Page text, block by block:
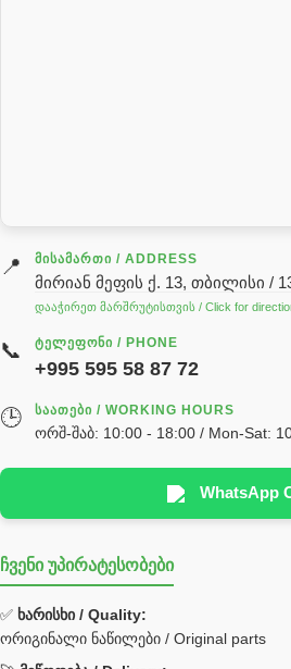
გადაცემათა კოლოფის ზეთი(
ძრავის ზეთი
ჰიდრავლიკის ზეთი
реек
სხადასხვა
Hyva
უჟანგავი ფოლადი
Bobcat ფილტრი
Caterpillar ფილტრი
📍 ᲛᲘᲡᲐᲛᲐᲠᲗᲘ / ADDRESS
მირიან მეფის ქ. 13, თბილისი /
დააჭირეთ მარშრუტისთვის / Click for
📞 ᲢᲔᲚᲔᲤᲝᲜᲘ / PHONE
+995 595 58 87 72
🕒 ᲡᲐᲐᲗᲔᲑᲘ / WORKING HOURS
ორშ-შაბ: 10:00 - 18:00 / Mon-Sat:
WhatsApp
ჩვენი უპირატესობები
✅ ხარისხი / Quality:
ორიგინალი ნაწილები / Original parts